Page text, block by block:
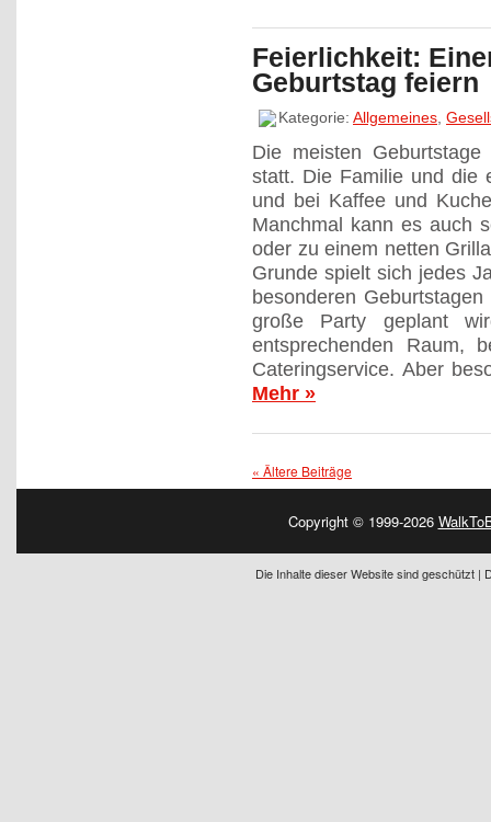
Feierlichkeit:
Geburtstag feiern
Kategorie: Allgemeines
Die meisten
statt. Die Familie und die
und bei Kaffee und
Manchmal kann es auch
oder zu einem netten
Grunde spielt sich jedes
besonderen
große Party geplant
entsprechenden Raum,
Cateringservice. Aber
Mehr »
« Ältere Beiträge
Copyright © 1999-2026
Die Inhalte dieser Website sind geschützt |